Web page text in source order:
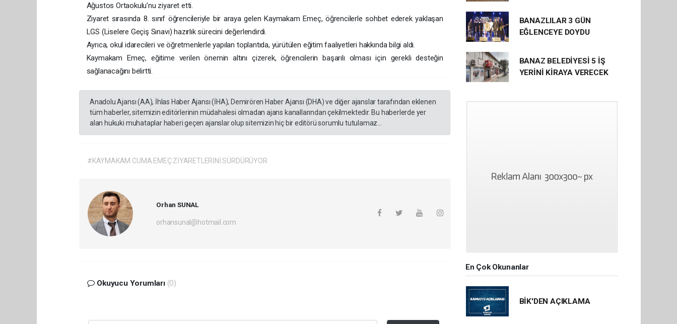
Ağustos Ortaokulu’nu ziyaret etti.
Ziyaret sırasında 8. sınıf öğrencileriyle bir araya gelen Kaymakam Emeç, öğrencilerle sohbet ederek yaklaşan
LGS (Liselere Geçiş Sınavı) hazırlık sürecini değerlendirdi.
Ayrıca, okul idarecileri ve öğretmenlerle yapılan toplantıda, yürütülen eğitim faaliyetleri hakkında bilgi aldı.
Kaymakam Emeç, eğitime verilen önemin altını çizerek, öğrencilerin başarılı olması için gerekli desteğin
sağlanacağını belirtti.
Anadolu Ajansı (AA), İhlas Haber Ajansı (İHA), Demirören Haber Ajansı (DHA) ve diğer ajanslar tarafından eklenen
tüm haberler, sitemizin editörlerinin müdahalesi olmadan ajans kanallarından çekilmektedir. Bu haberlerde yer
alan hukuki muhataplar haberi geçen ajanslar olup sitemizin hiç bir editörü sorumlu tutulamaz...
#KAYMAKAM CUMA EMEÇ ZİYARETLERİNİ SÜRDÜRÜYOR
Orhan SUNAL
orhansunal@hotmail.com
Okuyucu Yorumları (0)
BANAZLILAR 3 GÜN
EĞLENCEYE DOYDU
BANAZ BELEDİYESİ 5 İŞ
YERİNİ KİRAYA VERECEK
En Çok Okunanlar
BİK'DEN AÇIKLAMA